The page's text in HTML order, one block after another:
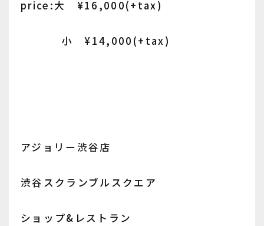
price:大 ¥16,000(+tax)
小 ¥14,000(+tax)
アジョリー渋谷店
渋谷スクランブルスクエア
ショップ&レストラン